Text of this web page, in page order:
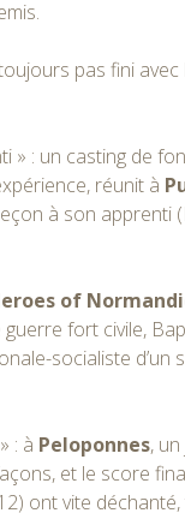
pas fini
» : un casting de
réunit à
à son apprenti
of
fort civile,
socialiste d’un
: à Peloponnes,
et le score
ont vite